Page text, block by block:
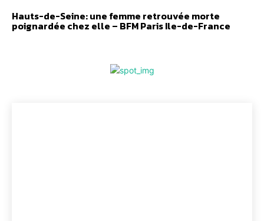
Hauts-de-Seine: une femme retrouvée morte
poignardée chez elle – BFM Paris Ile-de-France